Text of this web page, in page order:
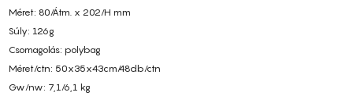
Méret: 80/Átm. x 202/H mm
Súly: 126g
Csomagolás: polybag
Méret/ctn: 50x35x43cm/48db/ctn
Gw/nw: 7,1/6,1 kg